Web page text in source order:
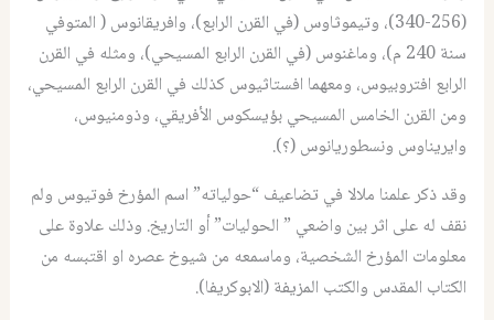
(256-340)، وتيموثاوس (في القرن الرابع)، وافريقانوس ( المتوفي
سنة 240 م)، وماغنوس (في القرن الرابع المسيحي)، ومثله في القرن
الرابع افتروبيوس، ومعهما افستاثيوس كذلك في القرن الرابع المسيحي،
ومن القرن الخامس المسيحي بؤيسكوس الأفريقي، وذومنيوس،
وايريناوس ونسطوريانوس (؟).
وقد ذكر علمنا ملالا في تضاعيف “حولياته” اسم المؤرخ فوتيوس ولم
نقف له على اثر بين واضعي ” الحوليات” أو التاريخ. وذلك علاوة على
معلومات المؤرخ الشخصية، وماسمعه من شيوخ عصره او اقتبسه من
الكتاب المقدس والكتب المزيفة (الابوكريفا).